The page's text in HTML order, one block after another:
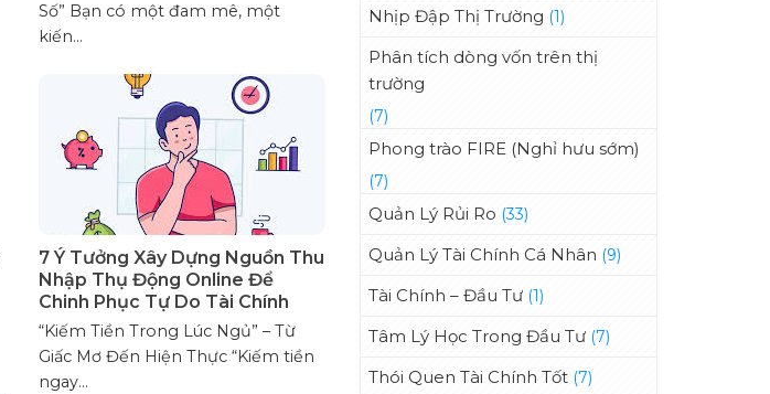
Số” Bạn có một đam mê, một
kiến...
7 Ý Tưởng Xây Dựng Nguồn Thu
Nhập Thụ Động Online Để
Chinh Phục Tự Do Tài Chính
“Kiếm Tiền Trong Lúc Ngủ” – Từ
Giấc Mơ Đến Hiện Thực “Kiếm tiền
ngay...
Nhịp Đập Thị Trường (1)
Phân tích dòng vốn trên thị
trường
(7)
Phong trào FIRE (Nghỉ hưu sớm)
(7)
Quản Lý Rủi Ro (33)
Quản Lý Tài Chính Cá Nhân (9)
Tài Chính – Đầu Tư (1)
Tâm Lý Học Trong Đầu Tư (7)
Thói Quen Tài Chính Tốt (7)